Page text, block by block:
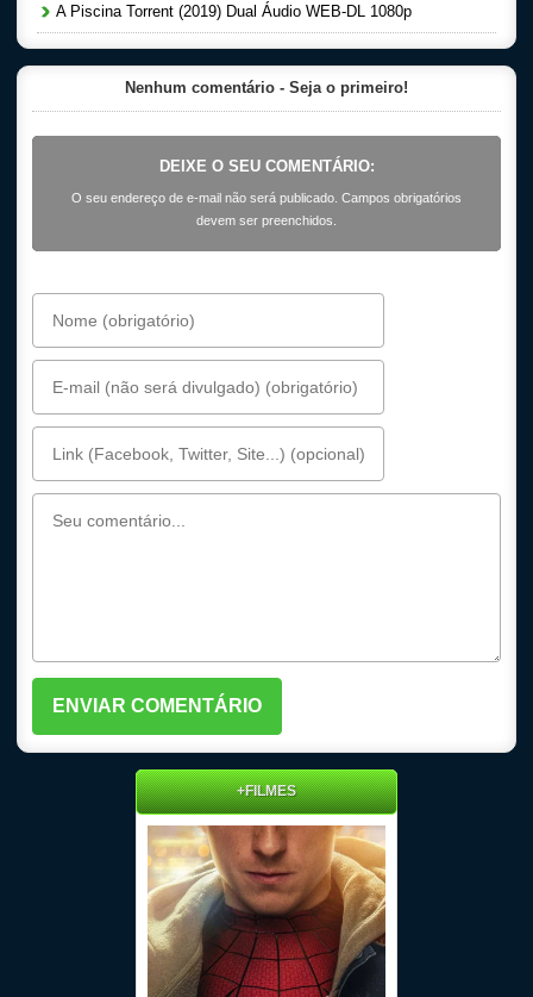
A Piscina Torrent (2019) Dual Áudio WEB-DL 1080p
Nenhum comentário - Seja o primeiro!
DEIXE O SEU COMENTÁRIO:
O seu endereço de e-mail não será publicado. Campos obrigatórios
devem ser preenchidos.
+FILMES